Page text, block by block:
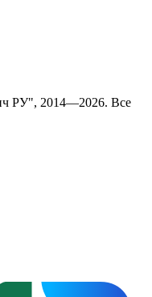
РУ", 2014—2026. Все